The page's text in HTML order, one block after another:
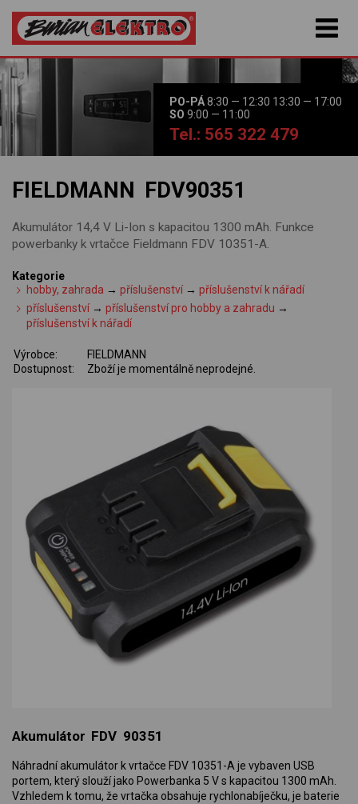
PO-PÁ8:30 — 12:30 13:30 — 17:00
SO 9:00 — 11:00
Tel.: 565 322 479
FIELDMANN FDV90351
Akumulátor 14,4 V Li-Ion s kapacitou 1300 mAh. Funkce
powerbanky k vrtačce Fieldmann FDV 10351-A.
Kategorie
hobby, zahrada →příslušenství →příslušenství k nářadí
příslušenství →příslušenství pro hobby a zahradu →
příslušenství k nářadí
Výrobce:
FIELDMANN
Dostupnost:
Zboží je momentálně neprodejné.
Akumulátor FDV 90351
Náhradní akumulátor k vrtačce FDV 10351-A je vybaven USB
portem, který slouží jako Powerbanka 5 V s kapacitou 1300 mAh.
Vzhledem k tomu, že vrtačka obsahuje rychlonabíječku, je baterie